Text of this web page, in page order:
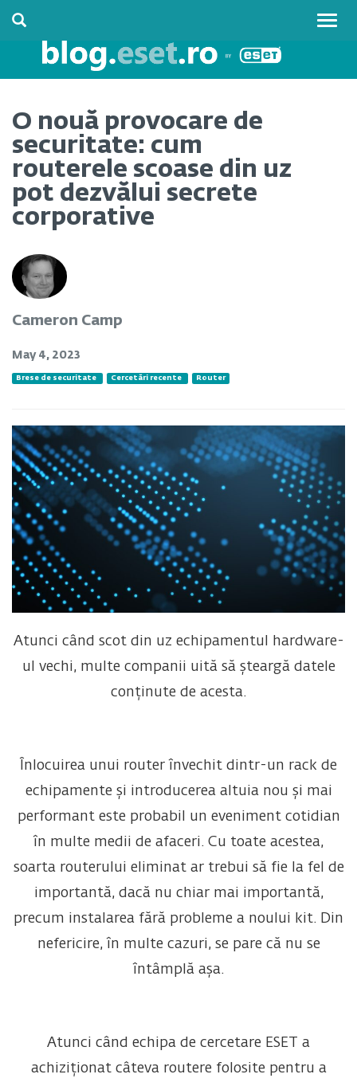
O nouă provocare de
securitate: cum
routerele scoase din uz
pot dezvălui secrete
corporative
Cameron Camp
May 4, 2023
Brese de securitate Cercetări recente Router
Atunci când scot din uz echipamentul hardware-
ul vechi, multe companii uită să șteargă datele
conținute de acesta.
Înlocuirea unui router învechit dintr-un rack de
echipamente și introducerea altuia nou și mai
performant este probabil un eveniment cotidian
în multe medii de afaceri. Cu toate acestea,
soarta routerului eliminat ar trebui să fie la fel de
importantă, dacă nu chiar mai importantă,
precum instalarea fără probleme a noului kit. Din
nefericire, în multe cazuri, se pare că nu se
întâmplă așa.
Atunci când echipa de cercetare ESET a
achiziționat câteva routere folosite pentru a